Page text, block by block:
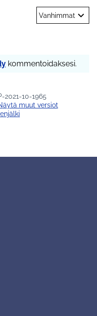
Vanhimmat
kommentoidaksesi.
2021-10-1965
näytä muut versiot